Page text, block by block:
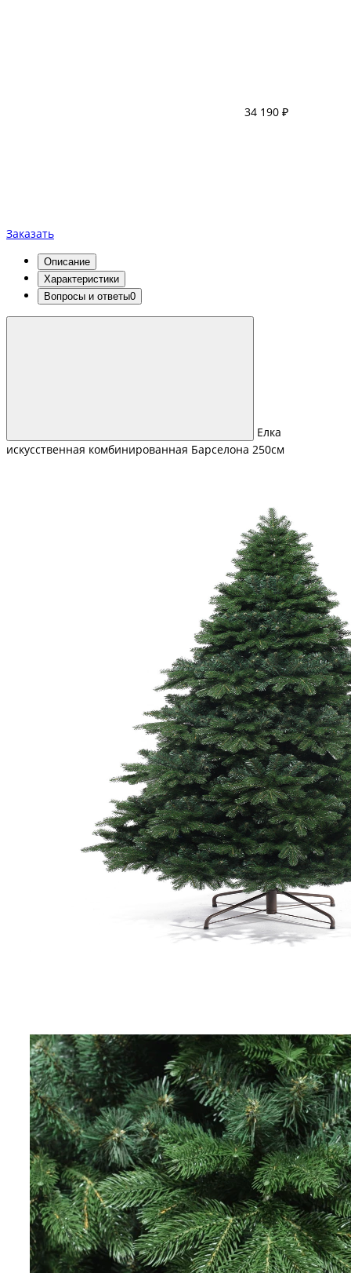
34 190 ₽
Заказать
Описание
Характеристики
Вопросы и ответы0
Елка
искусственная комбинированная Барселона 250см